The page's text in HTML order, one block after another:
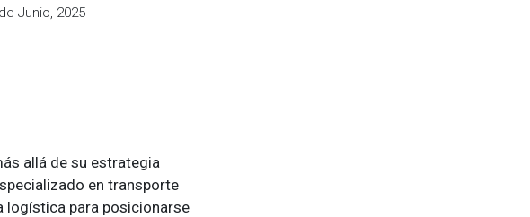
Junio, 2025
allá de su estrategia
en transporte
logística para posicionarse